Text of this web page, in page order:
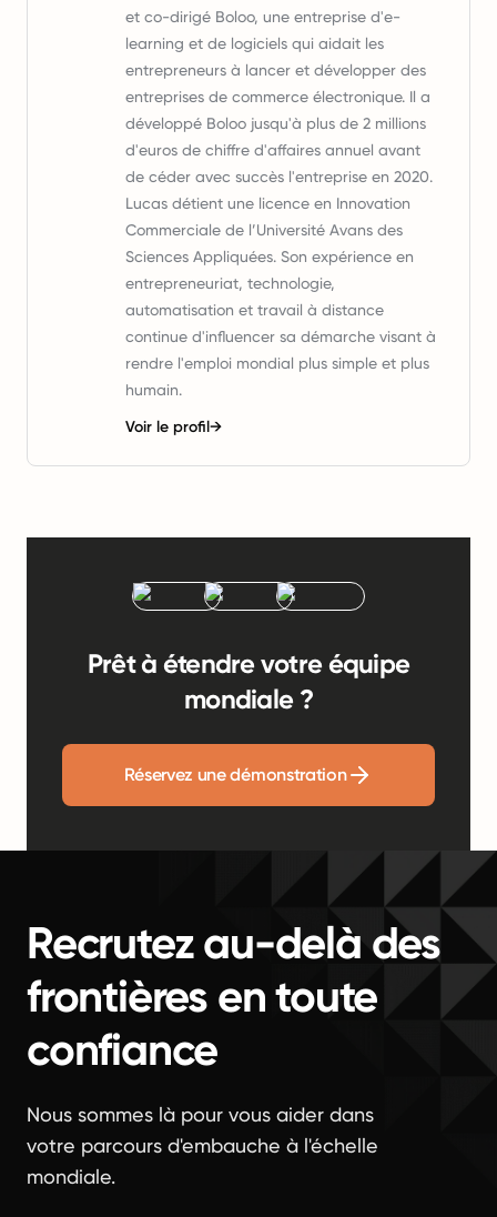
et co-dirigé Boloo, une entreprise d'e-
learning et de logiciels qui aidait les
entrepreneurs à lancer et développer des
entreprises de commerce électronique. Il a
développé Boloo jusqu'à plus de 2 millions
d'euros de chiffre d'affaires annuel avant
de céder avec succès l'entreprise en 2020.
Lucas détient une licence en Innovation
Commerciale de l’Université Avans des
Sciences Appliquées. Son expérience en
entrepreneuriat, technologie,
automatisation et travail à distance
continue d'influencer sa démarche visant à
rendre l'emploi mondial plus simple et plus
humain.
Voir le profil→
Prêt à étendre votre équipe
mondiale ?
Réservez une démonstration
Recrutez au-delà des
frontières en toute
confiance
Nous sommes là pour vous aider dans
votre parcours d'embauche à l'échelle
mondiale.